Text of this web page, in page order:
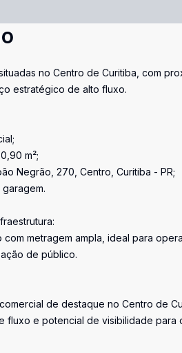
no Centro de Curitiba, com
estratégico de alto fluxo.
m²;
Negrão, 270, Centro, Curitiba - PR;
com metragem ampla, ideal para
de público.
de destaque no Centro de
fluxo e potencial de visibilidade para